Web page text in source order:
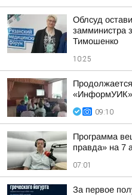
Облсуд
замминистра
Тимошенко
10:25
«ИнформУИК»
09:10
Программа
правда» на 7
07:01
За первое